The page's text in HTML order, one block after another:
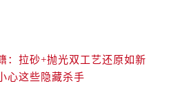
：拉砂+抛光双工艺还原如新
心这些隐藏杀手